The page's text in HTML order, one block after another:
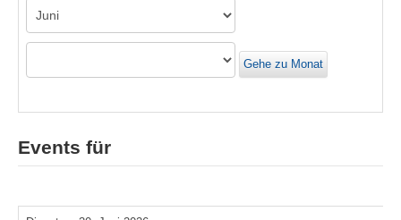
Gehe zu Monat
Events für